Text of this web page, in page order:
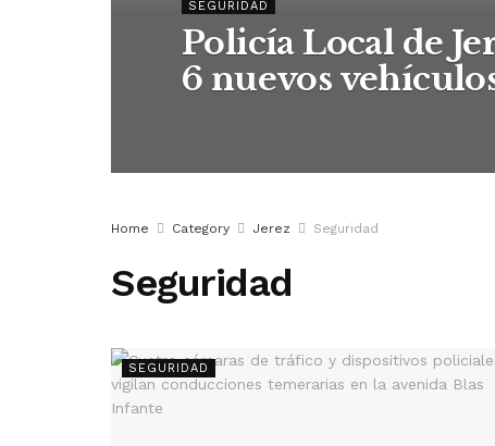
SEGURIDAD
Policía Local de
6 nuevos
Home Category Jerez Seguridad
Seguridad
SEGURIDAD